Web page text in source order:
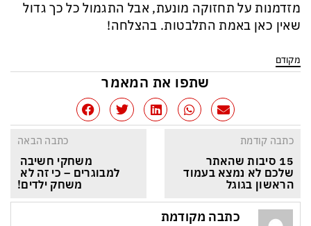
מזדמנות על תחזוקה מונעת, אבל התגמול כל כך גדול
שאין כאן באמת התלבטות. בהצלחה!
מקודם
שתפו את המאמר
כתבה קודמת
15 סיבות שהאתר
שלכם לא נמצא בעמוד
הראשון בגוגל
כתבה הבאה
משחקי חשיבה
למבוגרים – כי זה לא
משחק ילדים!
כתבה מקודמת